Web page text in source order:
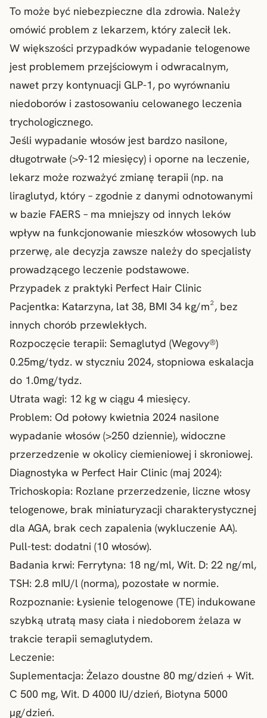
To może być niebezpieczne dla zdrowia. Należy
omówić problem z lekarzem, który zalecił lek.
W większości przypadków wypadanie telogenowe
jest problemem przejściowym i odwracalnym,
nawet przy kontynuacji GLP-1, po wyrównaniu
niedoborów i zastosowaniu celowanego leczenia
trychologicznego.
Jeśli wypadanie włosów jest bardzo nasilone,
długotrwałe (>9-12 miesięcy) i oporne na leczenie,
lekarz może rozważyć zmianę terapii (np. na
liraglutyd, który – zgodnie z danymi odnotowanymi
w bazie FAERS – ma mniejszy od innych leków
wpływ na funkcjonowanie mieszków włosowych lub
przerwę, ale decyzja zawsze należy do specjalisty
prowadzącego leczenie podstawowe.
Przypadek z praktyki Perfect Hair Clinic
Pacjentka: Katarzyna, lat 38, BMI 34 kg/m², bez
innych chorób przewlekłych.
Rozpoczęcie terapii: Semaglutyd (Wegovy®)
0.25mg/tydz. w styczniu 2024, stopniowa eskalacja
do 1.0mg/tydz.
Utrata wagi: 12 kg w ciągu 4 miesięcy.
Problem: Od połowy kwietnia 2024 nasilone
wypadanie włosów (>250 dziennie), widoczne
przerzedzenie w okolicy ciemieniowej i skroniowej.
Diagnostyka w Perfect Hair Clinic (maj 2024):
Trichoskopia: Rozlane przerzedzenie, liczne włosy
telogenowe, brak miniaturyzacji charakterystycznej
dla AGA, brak cech zapalenia (wykluczenie AA).
Pull-test: dodatni (10 włosów).
Badania krwi: Ferrytyna: 18 ng/ml, Wit. D: 22 ng/ml,
TSH: 2.8 mIU/l (norma), pozostałe w normie.
Rozpoznanie: Łysienie telogenowe (TE) indukowane
szybką utratą masy ciała i niedoborem żelaza w
trakcie terapii semaglutydem.
Leczenie:
Suplementacja: Żelazo doustne 80 mg/dzień + Wit.
C 500 mg, Wit. D 4000 IU/dzień, Biotyna 5000
µg/dzień.